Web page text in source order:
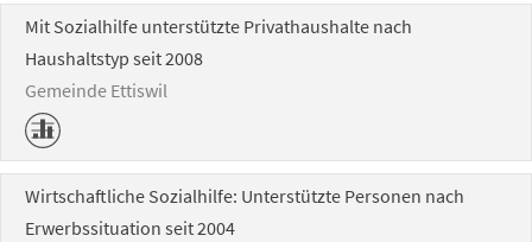
Mit Sozialhilfe unterstützte Privathaushalte nach
Haushaltstyp seit 2008
Gemeinde Ettiswil
Wirtschaftliche Sozialhilfe: Unterstützte Personen nach
Erwerbssituation seit 2004